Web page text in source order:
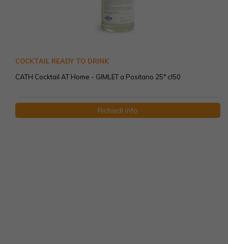
COCKTAIL READY TO DRINK
CATH Cocktail AT Home - GIMLET a Positano 25° cl50
Richiedi info